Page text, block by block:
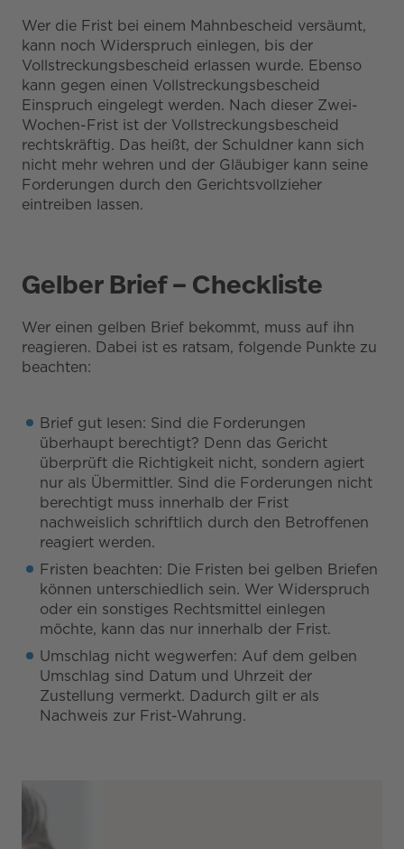
Wer die Frist bei einem Mahnbescheid versäumt,
kann noch Widerspruch einlegen, bis der
Vollstreckungsbescheid erlassen wurde. Ebenso
kann gegen einen Vollstreckungsbescheid
Einspruch eingelegt werden. Nach dieser Zwei-
Wochen-Frist ist der Vollstreckungsbescheid
rechtskräftig. Das heißt, der Schuldner kann sich
nicht mehr wehren und der Gläubiger kann seine
Forderungen durch den Gerichtsvollzieher
eintreiben lassen.
Gelber Brief – Checkliste
Wer einen gelben Brief bekommt, muss auf ihn
reagieren. Dabei ist es ratsam, folgende Punkte zu
beachten:
Brief gut lesen: Sind die Forderungen
überhaupt berechtigt? Denn das Gericht
überprüft die Richtigkeit nicht, sondern agiert
nur als Übermittler. Sind die Forderungen nicht
berechtigt muss innerhalb der Frist
nachweislich schriftlich durch den Betroffenen
reagiert werden.
Fristen beachten: Die Fristen bei gelben Briefen
können unterschiedlich sein. Wer Widerspruch
oder ein sonstiges Rechtsmittel einlegen
möchte, kann das nur innerhalb der Frist.
Umschlag nicht wegwerfen: Auf dem gelben
Umschlag sind Datum und Uhrzeit der
Zustellung vermerkt. Dadurch gilt er als
Nachweis zur Frist-Wahrung.